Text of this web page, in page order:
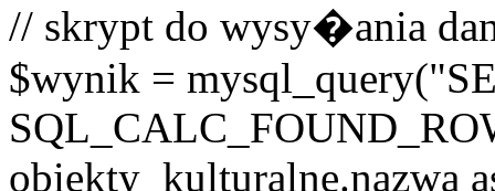
// skrypt do wysy�ania
$wynik =
obiekty_kulturalne.nazwa